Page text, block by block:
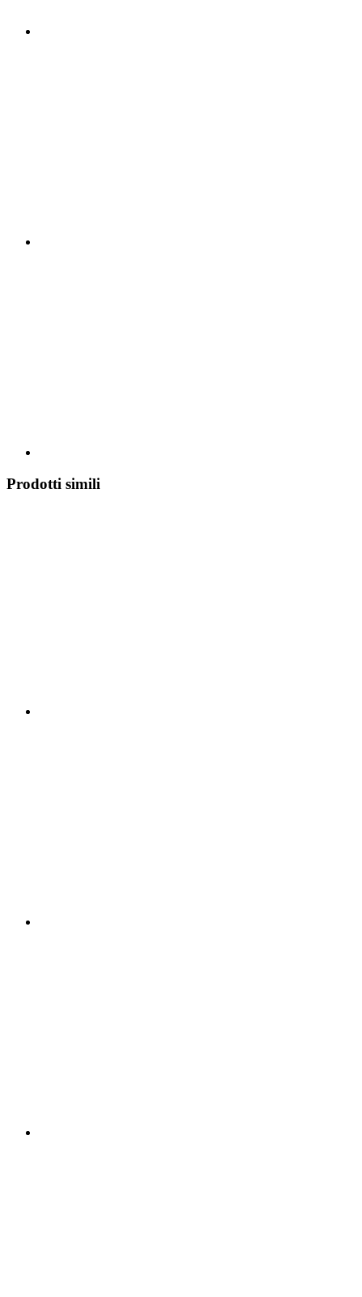
Prodotti simili